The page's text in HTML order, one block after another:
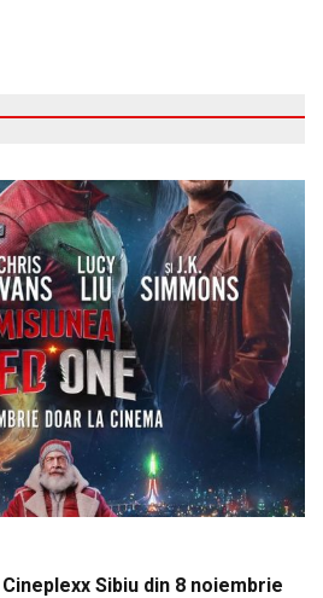
Sibiu din 8 noiembrie